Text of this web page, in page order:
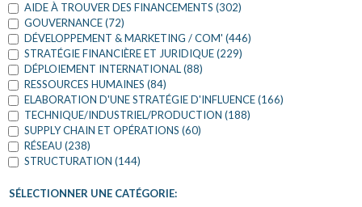
AIDE À TROUVER DES FINANCEMENTS (302)
GOUVERNANCE (72)
DÉVELOPPEMENT & MARKETING / COM' (446)
STRATÉGIE FINANCIÈRE ET JURIDIQUE (229)
DÉPLOIEMENT INTERNATIONAL (88)
RESSOURCES HUMAINES (84)
ELABORATION D'UNE STRATÉGIE D'INFLUENCE (166)
TECHNIQUE/INDUSTRIEL/PRODUCTION (188)
SUPPLY CHAIN ET OPÉRATIONS (60)
RÉSEAU (238)
STRUCTURATION (144)
SÉLECTIONNER UNE CATÉGORIE: